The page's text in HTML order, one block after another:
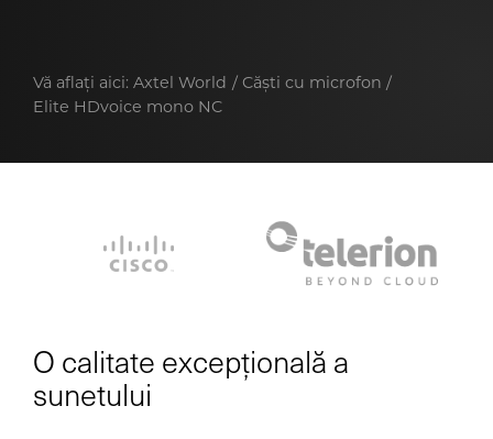
Vă aflați aici: Axtel World
Căști cu microfon
Elite HDvoice mono NC
O calitate excepțională a
sunetului